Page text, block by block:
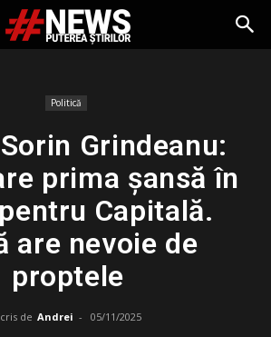
Politică
Grindeanu:
prima șansă în
Capitală.
are nevoie de
proptele
de Andrei - 05/11/2025